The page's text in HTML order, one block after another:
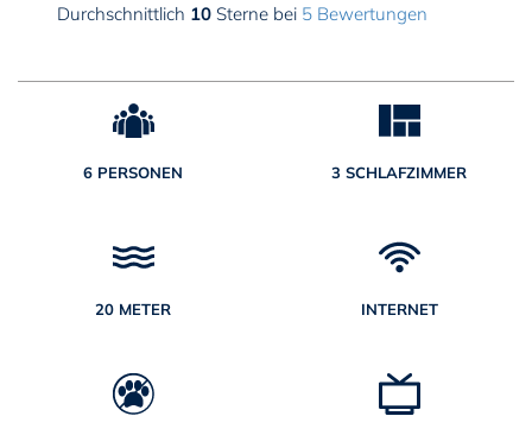
Durchschnittlich 10 Sterne bei 5 Bewertungen
6 PERSONEN 3 SCHLAFZIMMER
20 METER INTERNET